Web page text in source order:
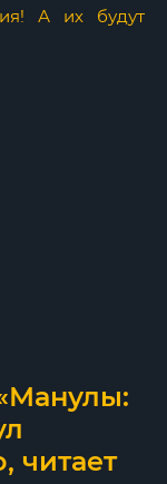
А их будут
читает